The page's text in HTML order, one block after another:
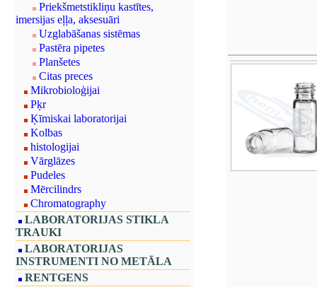
Priekšmetstikliņu kastītes,
imersijas eļļa, aksesuāri
Uzglabāšanas sistēmas
Pastēra pipetes
Planšetes
Citas preces
Mikrobioloģijai
Pķr
Ķīmiskai laboratorijai
Kolbas
histologijai
Vārglāzes
Pudeles
Mērcilindrs
Chromatography
LABORATORIJAS STIKLA
TRAUKI
LABORATORIJAS
INSTRUMENTI NO METĀLA
RENTGENS